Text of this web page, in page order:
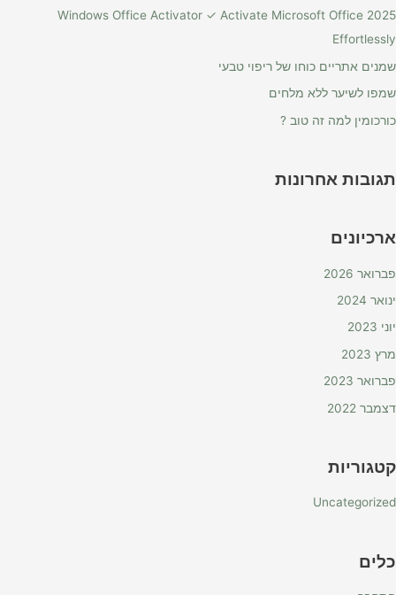
Windows Office Activator ✓ Activate Microsoft Office 2025
Effortlessly
שמנים אתריים כוחו של ריפוי טבעי
שמפו לשיער ללא מלחים
כורכומין למה זה טוב ?
תגובות אחרונות
ארכיונים
פברואר 2026
ינואר 2024
יוני 2023
מרץ 2023
פברואר 2023
דצמבר 2022
קטגוריות
Uncategorized
כלים